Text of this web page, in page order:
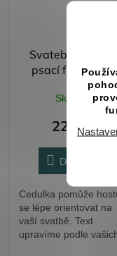
Svatební cedulka
psací fotokoutek
Skladem
229 Kč
Do košíku
Cedulka pomůže
se lépe orientovat na
vaší svatbě. Text
upravíme podle